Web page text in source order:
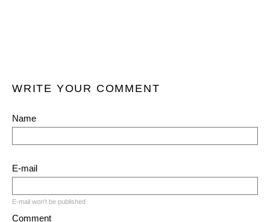
WRITE YOUR COMMENT
Name
E-mail
E-mail won't be published
Comment